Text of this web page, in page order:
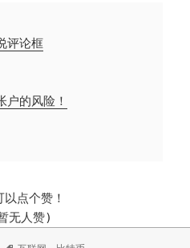
评论框
户的风险！
点个赞！
人赞)